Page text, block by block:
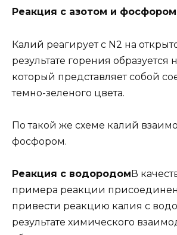
Реакция с азотом и фосфором
Калий реагирует с N2 на
результате горения образуется
который представляет собой
темно-зеленого цвета.
По такой же схеме калий
фосфором.
Реакция с водородомВ
примера реакции
привести реакцию калия с
результате химического